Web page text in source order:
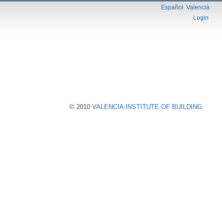
Español
Valencià
Login
© 2010 VALENCIA INSTITUTE OF BUILDING